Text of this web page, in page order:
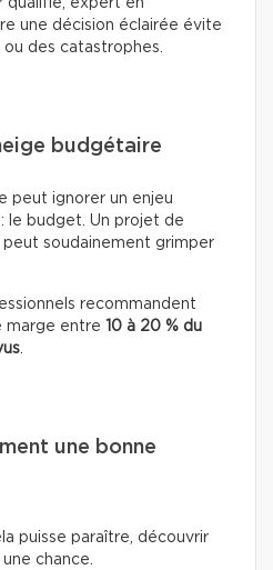
qualifié, expert en
une décision éclairée évite
des catastrophes.
budgétaire
peut ignorer un enjeu
le budget. Un projet de
soudainement grimper
recommandent
marge entre
10 à 20 % du
.
une bonne
puisse paraître, découvrir
chance.